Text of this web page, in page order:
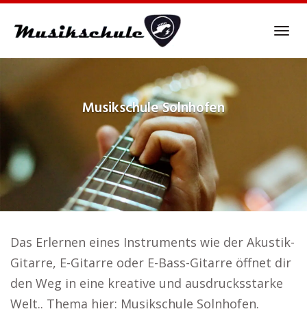
MusikschuleSolnhofen
Das Erlernen eines Instruments wie der Akustik-
Gitarre, E-Gitarre oder E-Bass-Gitarre öffnet dir
den Weg in eine kreative und ausdrucksstarke
Welt.. Thema hier: Musikschule Solnhofen.